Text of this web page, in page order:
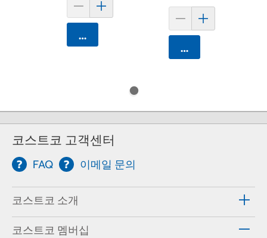
카트에 담기
카트에 담기
코스트코 고객센터
FAQ 이메일 문의
코스트코 소개
코스트코 멤버십